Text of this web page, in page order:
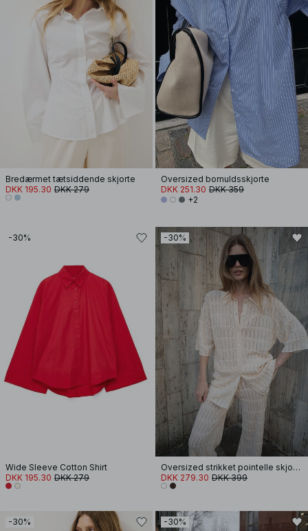
Bredærmet tætsiddende skjorte
DKK 195.30 DKK 279
Oversized bomuldsskjorte
DKK 251.30 DKK 359
+2
-30%
Wide Sleeve Cotton Shirt
DKK 195.30 DKK 279
-30%
Oversized strikket pointelle skjorte
DKK 279.30 DKK 399
-30% -30%